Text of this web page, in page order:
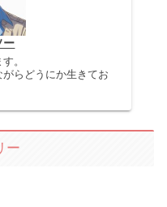
ー
。
らどうにか生きてお
ー